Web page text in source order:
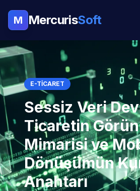
M MercurisSoft
E-TICARET
Sessiz Veri
Ticaretin
Mimarisi ve
Dönüşümün
Anahtarı